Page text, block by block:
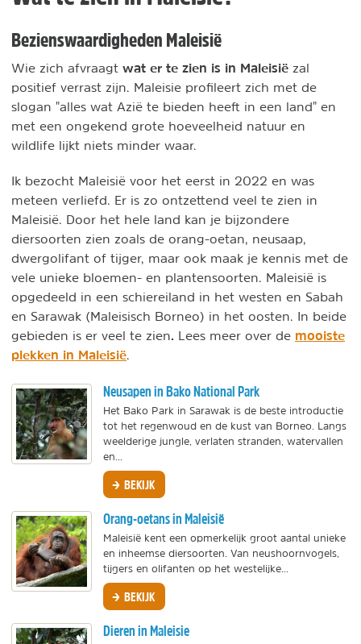
Bezienswaardigheden Maleisië
Wie zich afvraagt wat er te zien is in Maleisië zal
positief verrast zijn. Maleisie profileert zich met de
slogan "alles wat Azië te bieden heeft in een land" en
met een ongekend grote hoeveelheid natuur en
wildlife lijkt niets minder waar.
Ik bezocht Maleisië voor het eerst in 2022 en was
meteen verliefd. Er is zo ontzettend veel te zien in
Maleisië. Door het hele land kan je bijzondere
diersoorten zien zoals de orang-oetan, neusaap,
dwergolifant of tijger, maar ook maak je kennis met de
vele unieke bloemen- en plantensoorten. Maleisië is
opgedeeld in een schiereiland in het westen en Sabah
en Sarawak (Maleisisch Borneo) in het oosten. In beide
gebieden is er veel te zien. Lees meer over de mooiste
plekken in Maleisië
Neusapen in Bako National Park
Het Bako Park in Sarawak is de beste introductie
tot het regenwoud en de kust van Borneo. Langs
weelderige jungle, verlaten stranden, watervallen
en...
BEKIJK
Orang-oetans in Maleisië
Maleisië kent een opmerkelijk groot aantal unieke
en inheemse diersoorten. Van neushoornvogels,
tijgers en olifanten op het westelijke...
BEKIJK
Dieren in Maleisie